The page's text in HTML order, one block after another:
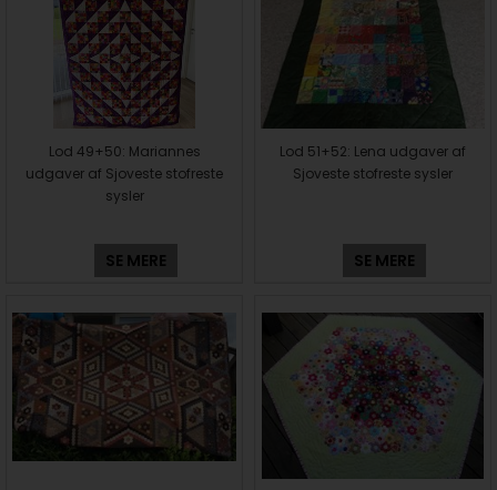
Lod 49+50: Mariannes
udgaver af Sjoveste stofreste
sysler
SE MERE
Lod 51+52: Lena udgaver af
Sjoveste stofreste sysler
SE MERE